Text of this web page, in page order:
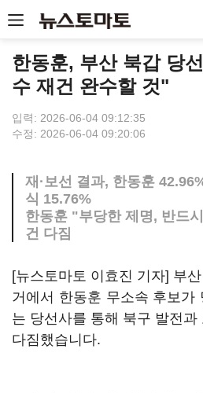
한동훈, 부산 북갑 당
수 재건 완수할 것"
입력: 2026-06-04 09:12:35
수정: 2026-06-04 09:20:06
재·보선 결과, 한동훈
식 15.76%
한동훈 "부당한 제명, 반드
건 다짐
[뉴스토마토 이효진 기자] 부
거에서 한동훈 무소속 후보가
는 당선사를 통해 북구 발전과
다짐했습니다.